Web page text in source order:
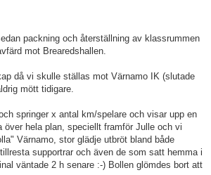
packning och återställning av klassrummen
mot Brearedshallen.
då vi skulle ställas mot Värnamo IK (slutade
mött tidigare.
springer x antal km/spelare och visar upp en
över hela plan, speciellt framför Julle och vi
Värnamo, stor glädje utbröt bland både
supportrar och även de som satt hemma i
väntade 2 h senare :-) Bollen glömdes bort att